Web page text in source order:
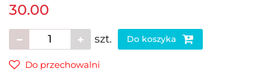
30.00
szt. Do koszyka
Do przechowalni